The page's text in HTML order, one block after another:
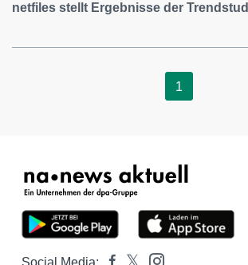
netfiles stellt Ergebnisse der
1
Social Media: